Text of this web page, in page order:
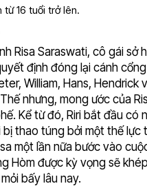
từ 16 tuổi trở lên.
Risa Saraswati, cô gái
định đóng lại cánh
William, Hans,
nhưng, mong ước của
Kể từ đó, Riri bắt đầu có
thao túng bởi một thế
một lần nữa bước vào
Hòm được kỳ vọng sẽ
bấy lâu nay.